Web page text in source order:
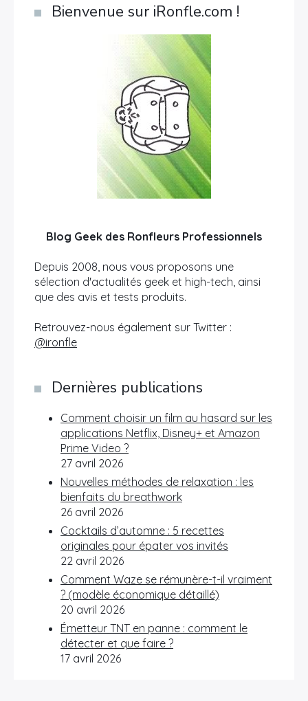
Bienvenue sur iRonfle.com !
Blog Geek des Ronfleurs Professionnels
Depuis 2008, nous vous proposons une
sélection d'actualités geek et high-tech, ainsi
que des avis et tests produits.
Retrouvez-nous également sur Twitter :
@ironfle
Dernières publications
Comment choisir un film au hasard sur les
applications Netflix, Disney+ et Amazon
Prime Video ?
27 avril 2026
Nouvelles méthodes de relaxation : les
bienfaits du breathwork
26 avril 2026
Cocktails d’automne : 5 recettes
originales pour épater vos invités
22 avril 2026
Comment Waze se rémunère-t-il vraiment
? (modèle économique détaillé)
20 avril 2026
Émetteur TNT en panne : comment le
détecter et que faire ?
17 avril 2026